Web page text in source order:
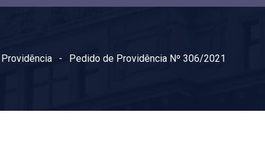
Pedido de Providência Nº 306/2021